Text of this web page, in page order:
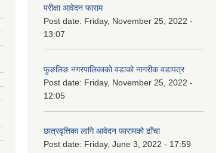
परीक्षा आवेदन फाराम
Post date: Friday, November 25, 2022 -
13:07
फुङलिङ नगरपालिकाको वडाको नागरीक वडापत्र
Post date: Friday, November 25, 2022 -
12:05
छात्रवृत्तिका लागि आवेदन फारामको ढाँचा
Post date: Friday, June 3, 2022 - 17:59